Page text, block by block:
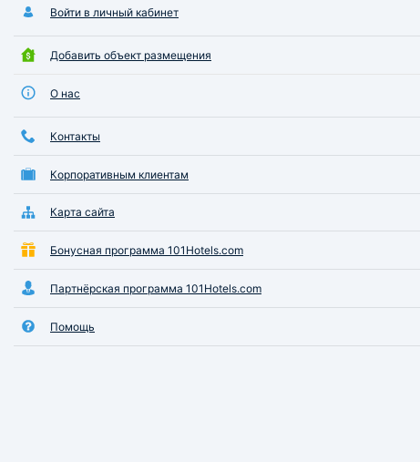
Отдельного внимания заслуживает установка статуи лося,
лесничестве, где у него была своя мастерская. В советский
принято украшать воздушными шарами.
Город Гусев всегда был местом сосредоточения
Поэтому его ещё называют городом чиновников.
Река Писса, протекающая по городу, существенно
годом. С этого времени река протекает через центр города,
Гостиница «Королевский двор», расположенная у реки
многие представители высокого сословия.
В 1946 году он получил своё современное (российское)
В 2012 году город Гусев был частично газифицирован.
Войти в личный кабинет
Добавить объект размещения
О нас
Контакты
Корпоративным клиентам
Карта сайта
Бонусная программа 101Hotels.com
Партнёрская программа 101Hotels.com
Помощь